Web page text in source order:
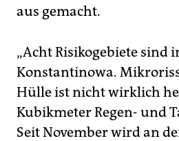
aus gemacht.
„Acht Risikogebiete sind
Konstantinowa.
Hülle ist nicht wirklich
Kubikmeter Regen- und
Seit November wird an